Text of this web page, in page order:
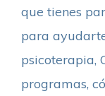
que tienes
para
psicoterapia,
programas,